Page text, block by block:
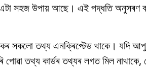
সহজ উপায় আছে। এই পদ্ধতি অনুসৰণ
সকলো তথ্য এনক্ৰিপ্টেড থাকে। যদি
তথ্য কাৰ্ডৰ তথ্যৰ লগত মিল